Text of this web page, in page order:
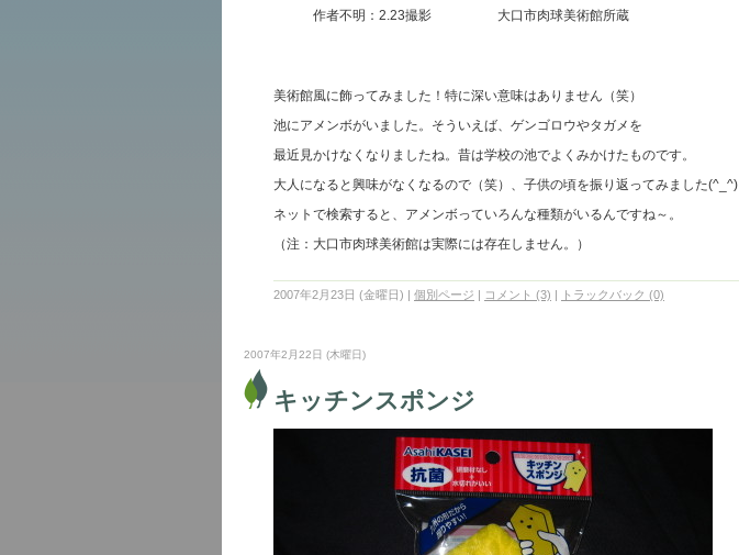
作者不明：2.23撮影 大口市肉球美術館所蔵
美術館風に飾ってみました！特に深い意味はありません（笑）
池にアメンボがいました。そういえば、ゲンゴロウやタガメを
最近見かけなくなりましたね。昔は学校の池でよくみかけたものです。
大人になると興味がなくなるので（笑）、子供の頃を振り返ってみました(^_^)
ネットで検索すると、アメンボっていろんな種類がいるんですね～。
（注：大口市肉球美術館は実際には存在しません。）
2007年2月23日 (金曜日) | 個別ページ | コメント (3) | トラックバック (0)
2007年2月22日 (木曜日)
キッチンスポンジ